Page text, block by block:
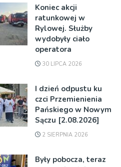
Koniec akcji
ratunkowej w
Rylowej. Służby
wydobyły ciało
operatora
30 LIPCA 2026
I dzień odpustu ku
czci Przemienienia
Pańskiego w Nowym
Sączu [2.08.2026]
2 SIERPNIA 2026
Były pobocza, teraz